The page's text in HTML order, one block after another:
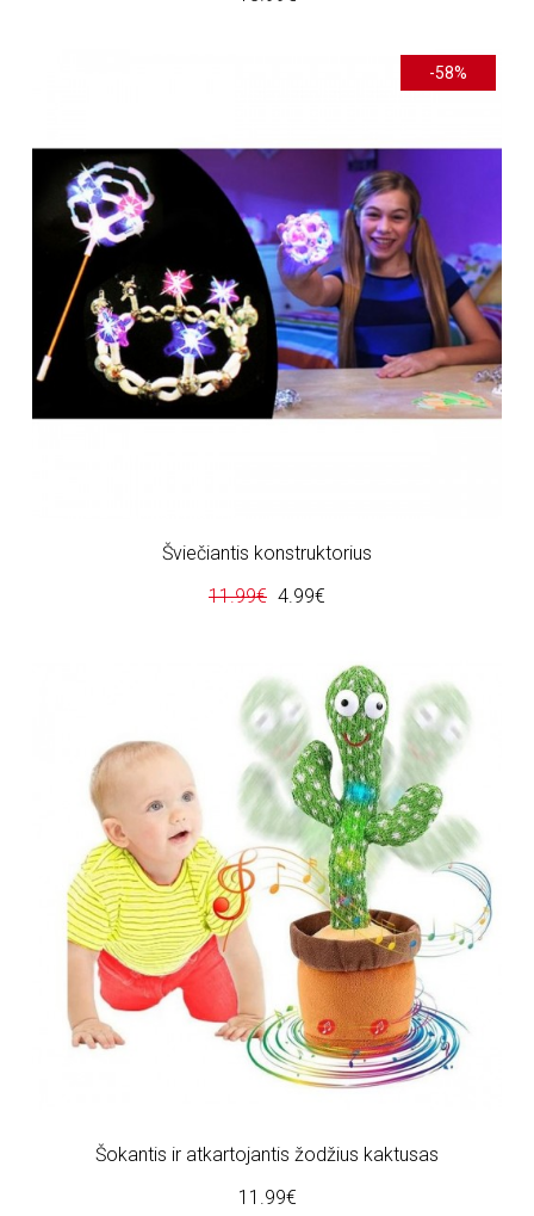
-58%
Šviečiantis konstruktorius
11.99€ 4.99€
Šokantis ir atkartojantis žodžius kaktusas
11.99€